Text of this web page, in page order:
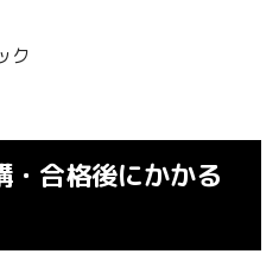
ク
・合格後にかかる